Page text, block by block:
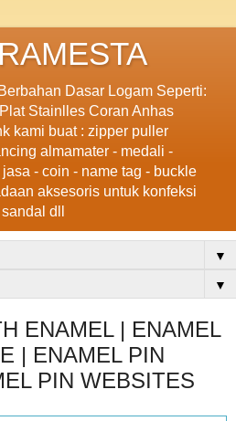
Dasar Logam Seperti:
Stainlles Coran Anhas
kami buat : zipper puller
almamater - medali -
- coin - name tag - buckle
aksesoris untuk konfeksi
dll
▼
▼
ENAMEL | ENAMEL
| ENAMEL PIN
PIN WEBSITES